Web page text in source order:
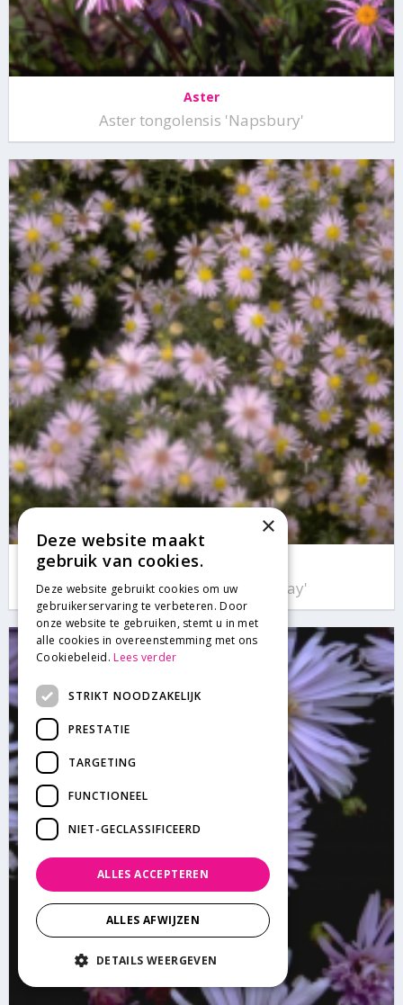
Aster
Aster tongolensis 'Napsbury'
Aster
Aster cordifolius 'Silver Spray'
×
Deze website maakt
gebruik van cookies.
Deze website gebruikt cookies om uw
gebruikerservaring te verbeteren. Door
onze website te gebruiken, stemt u in met
alle cookies in overeenstemming met ons
Cookiebeleid. Lees verder
STRIKT NOODZAKELIJK
PRESTATIE
TARGETING
FUNCTIONEEL
NIET-GECLASSIFICEERD
ALLES ACCEPTEREN
ALLES AFWIJZEN
DETAILS WEERGEVEN